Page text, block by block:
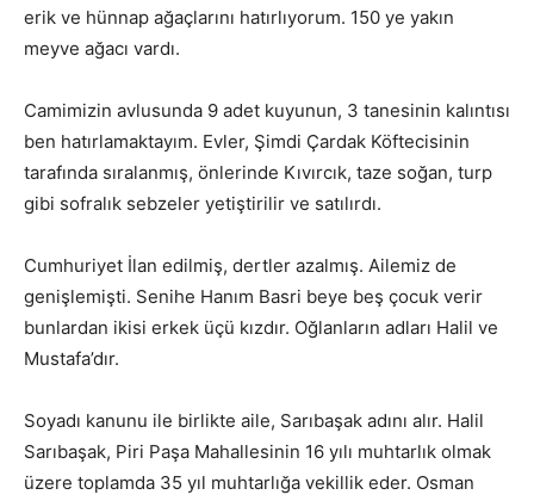
erik ve hünnap ağaçlarını hatırlıyorum. 150 ye yakın
meyve ağacı vardı.
Camimizin avlusunda 9 adet kuyunun, 3 tanesinin kalıntısı
ben hatırlamaktayım. Evler, Şimdi Çardak Köftecisinin
tarafında sıralanmış, önlerinde Kıvırcık, taze soğan, turp
gibi sofralık sebzeler yetiştirilir ve satılırdı.
Cumhuriyet İlan edilmiş, dertler azalmış. Ailemiz de
genişlemişti. Senihe Hanım Basri beye beş çocuk verir
bunlardan ikisi erkek üçü kızdır. Oğlanların adları Halil ve
Mustafa’dır.
Soyadı kanunu ile birlikte aile, Sarıbaşak adını alır. Halil
Sarıbaşak, Piri Paşa Mahallesinin 16 yılı muhtarlık olmak
üzere toplamda 35 yıl muhtarlığa vekillik eder. Osman